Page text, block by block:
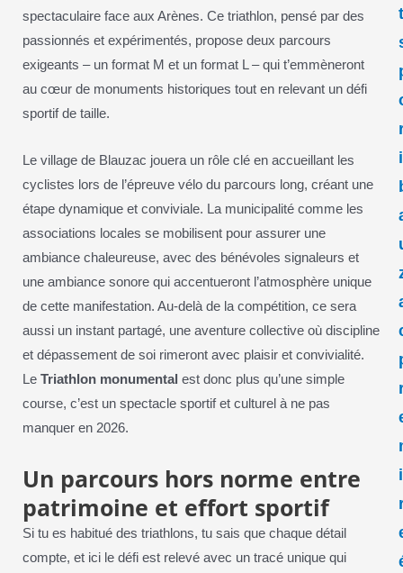
spectaculaire face aux Arènes. Ce triathlon, pensé par des
passionnés et expérimentés, propose deux parcours
exigeants – un format M et un format L – qui t’emmèneront
au cœur de monuments historiques tout en relevant un défi
sportif de taille.
Le village de Blauzac jouera un rôle clé en accueillant les
cyclistes lors de l’épreuve vélo du parcours long, créant une
étape dynamique et conviviale. La municipalité comme les
associations locales se mobilisent pour assurer une
ambiance chaleureuse, avec des bénévoles signaleurs et
une ambiance sonore qui accentueront l’atmosphère unique
de cette manifestation. Au-delà de la compétition, ce sera
aussi un instant partagé, une aventure collective où discipline
et dépassement de soi rimeront avec plaisir et convivialité.
Le Triathlon monumental est donc plus qu’une simple
course, c’est un spectacle sportif et culturel à ne pas
manquer en 2026.
Un parcours hors norme entre
patrimoine et effort sportif
Si tu es habitué des triathlons, tu sais que chaque détail
compte, et ici le défi est relevé avec un tracé unique qui